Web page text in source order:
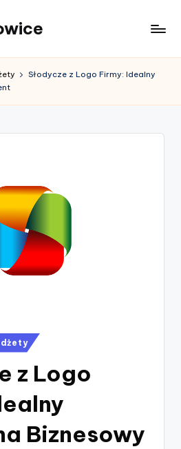
Słodycze z Logo Firmy: Idealny
z Logo
Biznesowy